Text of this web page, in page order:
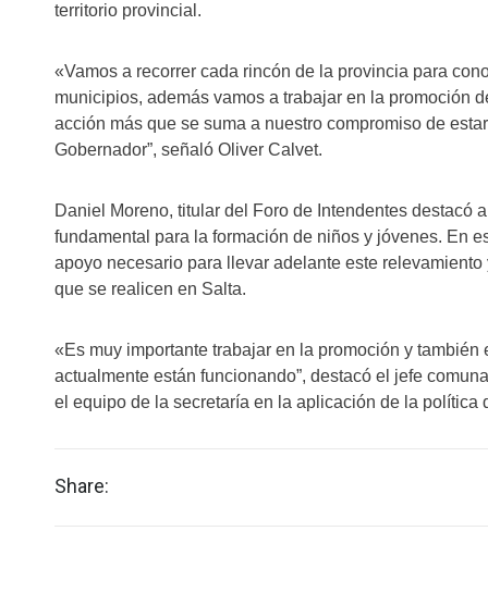
territorio provincial.
«Vamos a recorrer cada rincón de la provincia para
municipios, además vamos a trabajar en la promoción
acción más que se suma a nuestro compromiso de
Gobernador”, señaló Oliver Calvet.
Daniel Moreno, titular del Foro de Intendentes destacó
fundamental para la formación de niños y jóvenes. En
apoyo necesario para llevar adelante este
que se realicen en Salta.
«Es muy importante trabajar en la promoción y
actualmente están funcionando”, destacó el jefe
el equipo de la secretaría en la aplicación de la política
Share: